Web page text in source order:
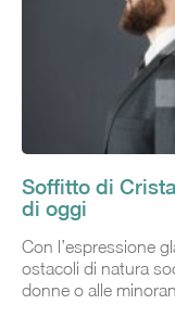
Soffitto di
di oggi
Con l’espressione
ostacoli di natura
donne o alle